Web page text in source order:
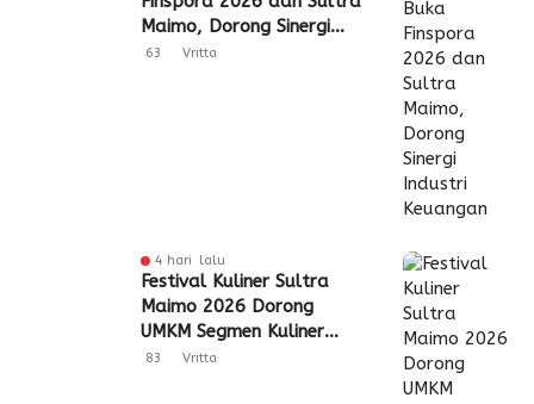
Maimo, Dorong Sinergi
Industri Keuangan
63 Vritta
4 hari lalu
Festival Kuliner Sultra
Maimo 2026 Dorong
UMKM Segmen Kuliner
Perluas Akses Pasar
83 Vritta